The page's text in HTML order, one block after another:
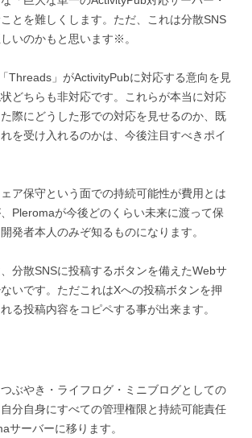
とを難しくします。ただ、これは分散SNS
いのかもと思います※。
Threads」がActivityPubに対応する意向を見
どちらも非対応です。これらが本当に対応
際にどうした形での対応を見せるのか、既
を受け入れるのかは、今後注目すべきポイ
ア保守という面での持続可能性が費用とは
Pleromaが今後どのくらい未来に渡って保
発者本人のみぞ知るものになります。
分散SNSに投稿するボタンを備えたWebサ
いです。ただこれはXへの投稿ボタンを押
る投稿内容をコピペする事が出来ます。
ぶやき・ライフログ・ミニブログとしての
分自身にすべての管理権限と持続可能責任
サーバーに移ります。